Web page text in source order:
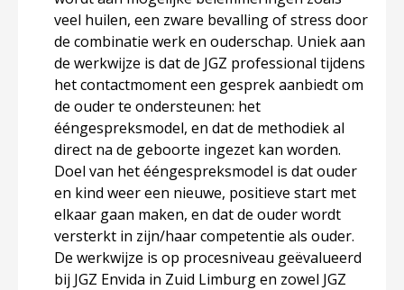
veel huilen, een zware bevalling of stress door
de combinatie werk en ouderschap. Uniek aan
de werkwijze is dat de JGZ professional tijdens
het contactmoment een gesprek aanbiedt om
de ouder te ondersteunen: het
ééngespreksmodel, en dat de methodiek al
direct na de geboorte ingezet kan worden.
Doel van het ééngespreksmodel is dat ouder
en kind weer een nieuwe, positieve start met
elkaar gaan maken, en dat de ouder wordt
versterkt in zijn/haar competentie als ouder.
De werkwijze is op procesniveau geëvalueerd
bij JGZ Envida in Zuid Limburg en zowel JGZ